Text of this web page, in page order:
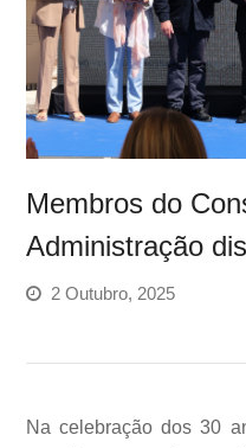
Membros do
Administração
2 Outubro, 2025
Na celebração dos 30